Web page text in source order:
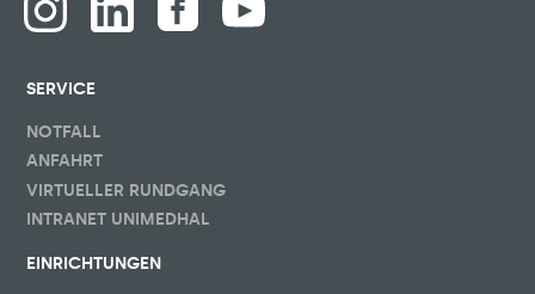
SERVICE
NOTFALL
ANFAHRT
VIRTUELLER RUNDGANG
INTRANET UNIMEDHAL
EINRICHTUNGEN